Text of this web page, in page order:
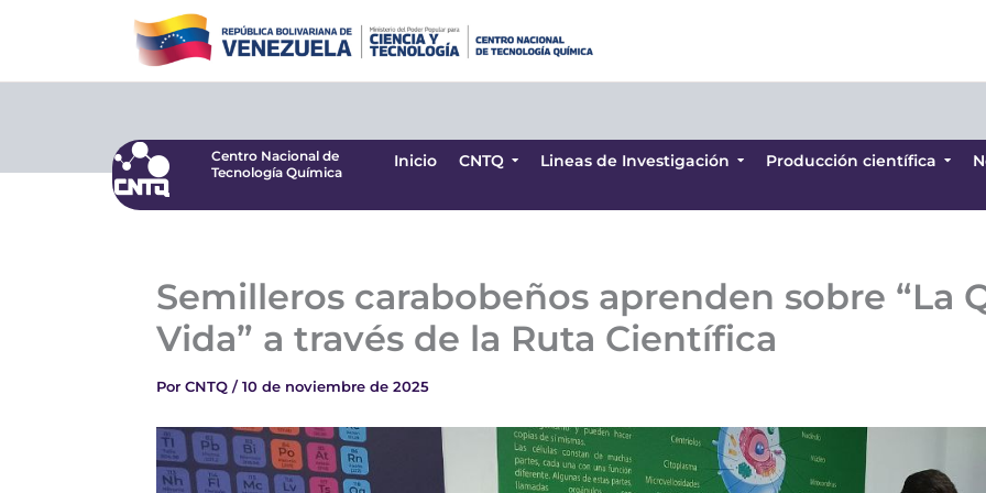
Tecnología Química
CNTQ
Centro Nacional de
Tecnología Química
Inicio CNTQ Lineas de Investigación Producción científica
Semilleros carabobeños aprenden sobre “La
Vida” a través de la Ruta Científica
Por CNTQ /10 de noviembre de 2025